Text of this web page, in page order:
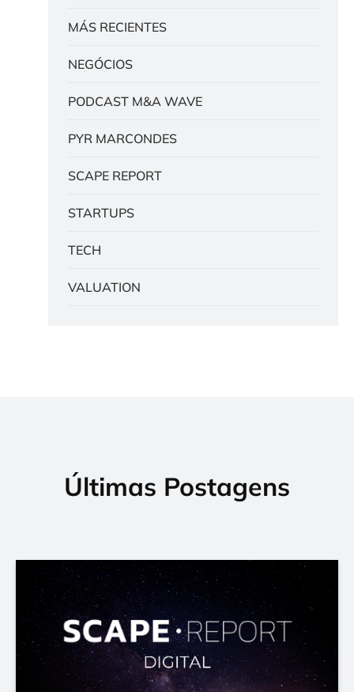
MÁS RECIENTES
NEGÓCIOS
PODCAST M&A WAVE
PYR MARCONDES
SCAPE REPORT
STARTUPS
TECH
VALUATION
Últimas Postagens